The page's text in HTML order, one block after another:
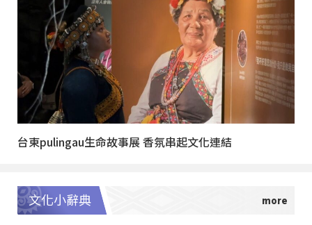
台東pulingau生命故事展 香氛串起文化連結
文化小辭典